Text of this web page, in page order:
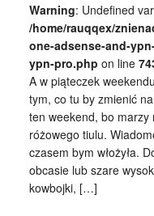
Warning: Undefined
/home/rauqqex/
one-adsense-and-
ypn-pro.php on line
A w piąteczek
tym, co tu by zmienić
ten weekend, bo marzy
różowego tiulu.
czasem bym włożyła.
obcasie lub szare
kowbojki, […]